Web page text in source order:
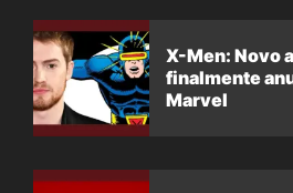
X-Men: Novo
finalmente
Marvel